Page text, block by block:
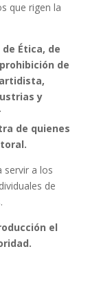
que rigen la
Ética, de
de
y
de quienes
servir a los
de
el